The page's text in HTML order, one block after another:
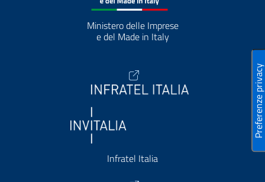
Ministero delle Imprese
e del Made in Italy
Infratel Italia